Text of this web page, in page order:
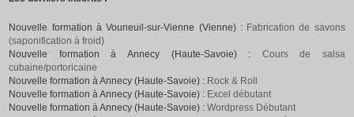
Nouvelle formation à Vouneuil-sur-Vienne (Vienne) : Fabrication de savons
(saponification à froid)
Nouvelle formation à Annecy (Haute-Savoie) : Cours de salsa
cubaine/portoricaine
Nouvelle formation à Annecy (Haute-Savoie) : Rock & Roll
Nouvelle formation à Annecy (Haute-Savoie) : Excel débutant
Nouvelle formation à Annecy (Haute-Savoie) :Wordpress Débutant